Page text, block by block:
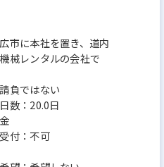
市に本社を置き、道内
械レンタルの会社で
負ではない
数：20.0日
付：不可